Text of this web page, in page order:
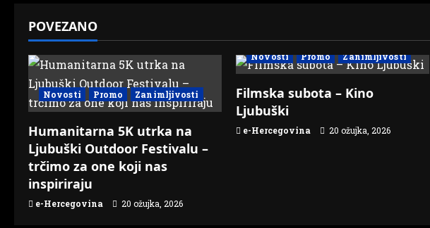
n
a
v
i
g
a
t
POVEZANO
Novosti Promo Zanimljivosti
Humanitarna 5K utrka na
Ljubuški Outdoor Festivalu –
trčimo za one koji nas
inspiriraju
e-Hercegovina 20 ožujka, 2026
Novosti Promo Zanimljivosti
Filmska subota – Kino
Ljubuški
e-Hercegovina 20 ožujka, 2026